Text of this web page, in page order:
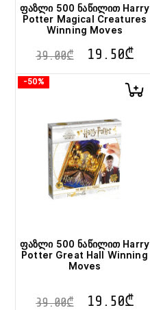
ფაზლი 500 ნაწილით Harry
Potter Magical Creatures
Winning Moves
39.00₾ 19.50₾
-50%
ფაზლი 500 ნაწილით Harry
Potter Great Hall Winning
Moves
39.00₾ 19.50₾